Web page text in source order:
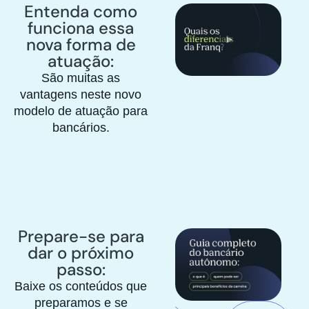
Entenda como
funciona essa
nova forma de
atuação:
São muitas as
vantagens neste novo
modelo de atuação para
bancários.
Prepare-se para
dar o próximo
passo:
Baixe os conteúdos que
preparamos e se